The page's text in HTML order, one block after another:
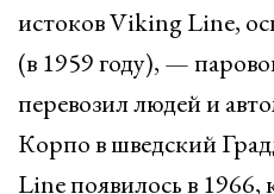
истоков Viking Line,
(в 1959 году), —
перевозил людей и
Корпо в шведский
Line появилось в 1966,